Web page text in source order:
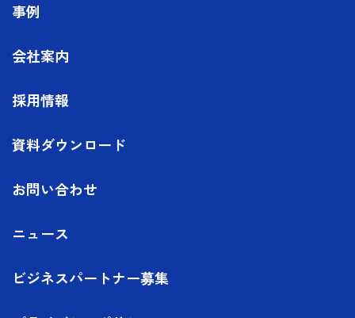
事例
会社案内
採用情報
資料ダウンロード
お問い合わせ
ニュース
ビジネスパートナー募集